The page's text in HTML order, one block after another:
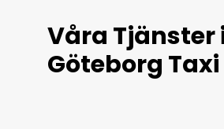
Våra Tjänster
Göteborg Taxi